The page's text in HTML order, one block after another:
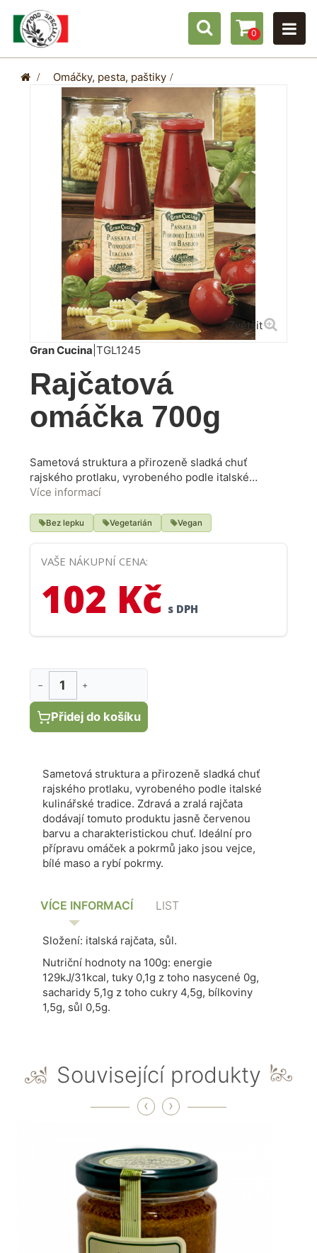
0
> Omáčky, pesta, paštiky >
Zvětšit
Gran Cucina TGL1245
Rajčatová
omáčka 700g
Sametová struktura a přirozeně sladká chuť
rajského protlaku, vyrobeného podle italské
kulinářské tradice. Zdravá a zralá rajčata dodávají
charakteristickou chuť. Ideální pro přípravu omáček
a pokrmů jako jsou vejce, bílé maso a rybí pokrmy.
Více informací
Bez lepku Vegetarián Vegan
VAŠE NÁKUPNÍ CENA:
102 Kč s DPH
− +
Přidej do košíku
Sametová struktura a přirozeně sladká chuť
rajského protlaku, vyrobeného podle italské
kulinářské tradice. Zdravá a zralá rajčata
dodávají tomuto produktu jasně červenou
barvu a charakteristickou chuť. Ideální pro
přípravu omáček a pokrmů jako jsou vejce,
bílé maso a rybí pokrmy.
VÍCE INFORMACÍ LIST
Složení: italská rajčata, sůl.
Nutriční hodnoty na 100g: energie
129kJ/31kcal, tuky 0,1g z toho nasycené 0g,
sacharidy 5,1g z toho cukry 4,5g, bílkoviny
1,5g, sůl 0,5g.
Související produkty
‹ ›